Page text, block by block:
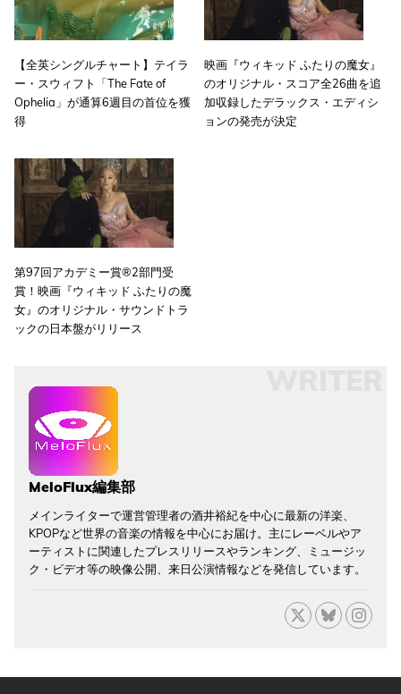
【全英シングルチャート】テイラ
ー・スウィフト「The Fate of
Ophelia」が通算6週目の首位を獲
得
映画『ウィキッド ふたりの魔女』
のオリジナル・スコア全26曲を追
加収録したデラックス・エディシ
ョンの発売が決定
第97回アカデミー賞®2部門受
賞！映画『ウィキッド ふたりの魔
女』のオリジナル・サウンドトラ
ックの日本盤がリリース
MeloFlux編集部
メインライターで運営管理者の酒井裕紀を中心に最新の洋楽、
KPOPなど世界の音楽の情報を中心にお届け。主にレーベルやア
ーティストに関連したプレスリリースやランキング、ミュージッ
ク・ビデオ等の映像公開、来日公演情報などを発信しています。